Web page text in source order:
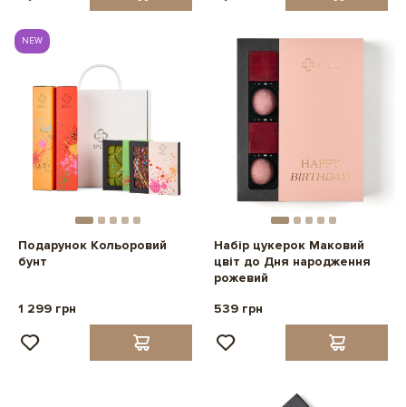
NEW
Подарунок Кольоровий
бунт
1 299 грн
Набір цукерок Маковий
цвіт до Дня народження
рожевий
539 грн